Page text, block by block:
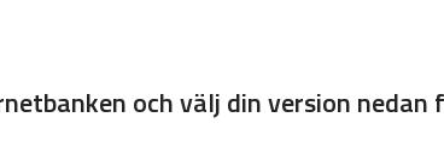
och välj din version